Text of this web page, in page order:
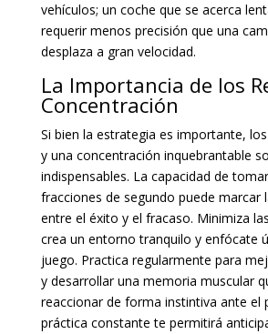
vehículos; un coche que se acerca
requerir menos precisión que una
desplaza a gran velocidad.
La Importancia de los
Concentración
Si bien la estrategia es importante,
y una concentración inquebrantable
indispensables. La capacidad de
fracciones de segundo puede marcar
entre el éxito y el fracaso. Minimiza
crea un entorno tranquilo y enfócate
juego. Practica regularmente para
y desarrollar una memoria muscular
reaccionar de forma instintiva ante el
práctica constante te permitirá